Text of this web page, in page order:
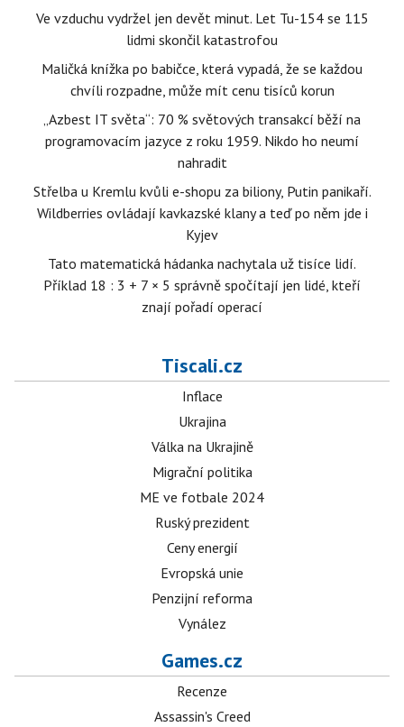
Ve vzduchu vydržel jen devět minut. Let Tu-154 se 115
lidmi skončil katastrofou
Maličká knížka po babičce, která vypadá, že se každou
chvíli rozpadne, může mít cenu tisíců korun
„Azbest IT světa“: 70 % světových transakcí běží na
programovacím jazyce z roku 1959. Nikdo ho neumí
nahradit
Střelba u Kremlu kvůli e-shopu za biliony, Putin panikaří.
Wildberries ovládají kavkazské klany a teď po něm jde i
Kyjev
Tato matematická hádanka nachytala už tisíce lidí.
Příklad 18 : 3 + 7 × 5 správně spočítají jen lidé, kteří
znají pořadí operací
Tiscali.cz
Inflace
Ukrajina
Válka na Ukrajině
Migrační politika
ME ve fotbale 2024
Ruský prezident
Ceny energií
Evropská unie
Penzijní reforma
Vynález
Games.cz
Recenze
Assassin's Creed